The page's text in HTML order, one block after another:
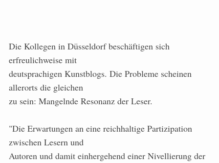
Die Kollegen in Düsseldorf beschäftigen sich
erfreulichweise mit
deutsprachigen Kunstblogs. Die Probleme scheinen
allerorts die gleichen
zu sein: Mangelnde Resonanz der Leser.
"Die Erwartungen an eine reichhaltige Partizipation
zwischen Lesern und
Autoren und damit einhergehend einer Nivellierung der